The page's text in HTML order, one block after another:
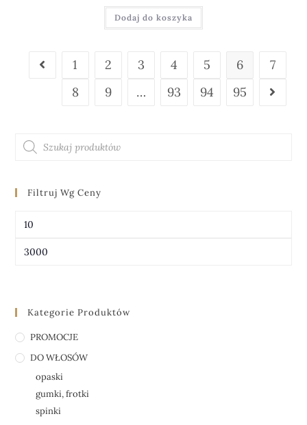
Dodaj do koszyka
1 2 3 4 5 6
7
8
9 … 93 94 95
Filtruj Wg Ceny
Kategorie Produktów
PROMOCJE
DO WŁOSÓW
opaski
gumki, frotki
spinki